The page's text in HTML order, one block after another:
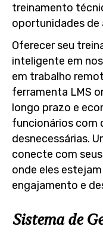
treinamento
oportunidades de
Oferecer seu
inteligente em
em trabalho
ferramenta LMS
longo prazo e
funcionários com
desnecessárias.
conecte com
onde eles
engajamento e
Sistema de